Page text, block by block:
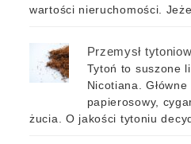
wartości nieruchomości.
Przemysł
Tytoń to suszone
Nicotiana.
papierosowy,
żucia. O jakości tytoniu